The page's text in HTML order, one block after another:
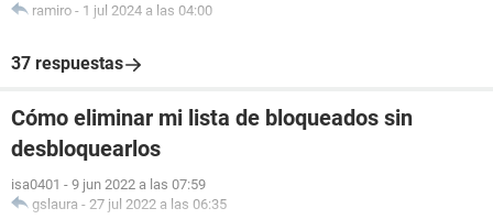
ramiro - 1 jul 2024 a las 04:00
37 respuestas
Cómo eliminar mi lista de bloqueados sin
desbloquearlos
isa0401 - 9 jun 2022 a las 07:59
gslaura - 27 jul 2022 a las 06:35